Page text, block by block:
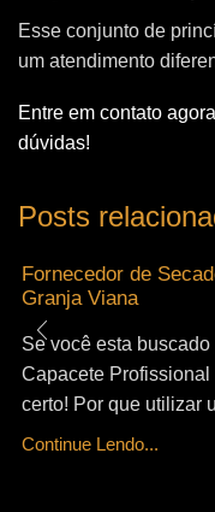
Esse conjunto de
um atendimento
Entre em contato
dúvidas!
Posts
Fornecedor de
Granja Viana
Se você esta
Capacete
certo! Por que utilizar
Continue Lendo...